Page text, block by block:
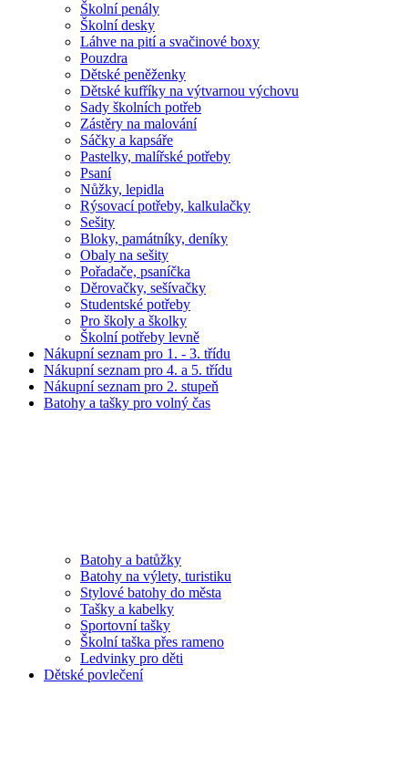
Školní penály
Školní desky
Láhve na pití a svačinové boxy
Pouzdra
Dětské peněženky
Dětské kufříky na výtvarnou výchovu
Sady školních potřeb
Zástěry na malování
Sáčky a kapsáře
Pastelky, malířské potřeby
Psaní
Nůžky, lepidla
Rýsovací potřeby, kalkulačky
Sešity
Bloky, památníky, deníky
Obaly na sešity
Pořadače, psaníčka
Děrovačky, sešívačky
Studentské potřeby
Pro školy a školky
Školní potřeby levně
Nákupní seznam pro 1. - 3. třídu
Nákupní seznam pro 4. a 5. třídu
Nákupní seznam pro 2. stupeň
Batohy a tašky pro volný čas
Batohy a batůžky
Batohy na výlety, turistiku
Stylové batohy do města
Tašky a kabelky
Sportovní tašky
Školní taška přes rameno
Ledvinky pro děti
Dětské povlečení